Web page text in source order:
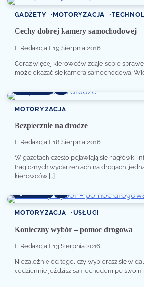
GADŻETY MOTORYZACJA
Cechy dobrej kamery samochodowej
Redakcja 19 Sierpnia 2016
Coraz więcej kierowców zdaje sobie
może okazać się kamera samochodowa.
MOTORYZACJA
Bezpiecznie na drodze
Redakcja 18 Sierpnia 2016
W gazetach często pojawiają się nagłówki
tragicznych wydarzeniach na drogach,
kierowców […]
MOTORYZACJA USŁUGI
Konieczny wybór – pomoc drogowa
Redakcja 13 Sierpnia 2016
Niezależnie od tego, czy wybierasz się w
codziennie jeździsz samochodem po swoim